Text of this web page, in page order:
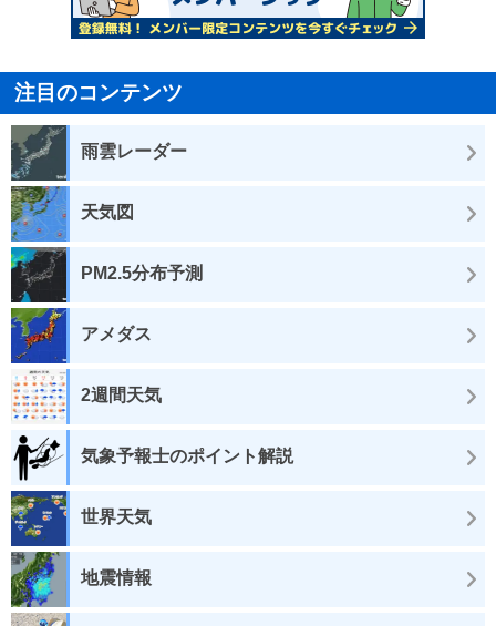
注目のコンテンツ
雨雲レーダー
天気図
PM2.5分布予測
アメダス
2週間天気
気象予報士のポイント解説
世界天気
地震情報